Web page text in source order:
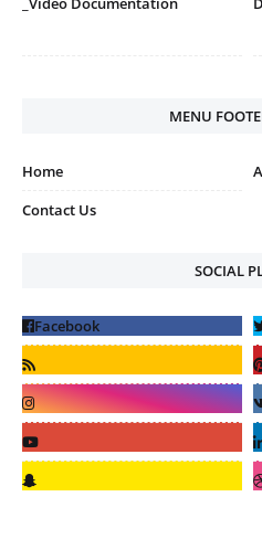
MENU
Home
Contact Us
SOCIAL